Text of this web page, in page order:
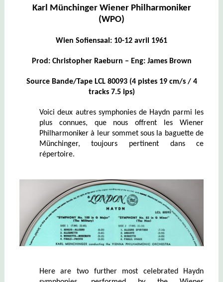
Karl Münchinger Wiener Philharmoniker
(WPO)
Wien Sofiensaal: 10-12 avril 1961
Prod: Christopher Raeburn – Eng: James Brown
Source Bande/Tape LCL 80093(4 pistes 19 cm/s / 4
tracks 7.5 ips)
Voici deux autres symphonies de Haydn parmi les
plus connues, que nous offrent les Wiener
Philharmoniker à leur sommet sous la baguette de
Münchinger, toujours pertinent dans ce
répertoire.
Here are two further most celebrated Haydn